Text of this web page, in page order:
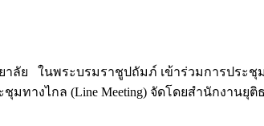
าลัย ในพระบรมราชูปถัมภ์ เข้าร่วมการประ
ทางไกล (Line Meeting) จัดโดยสำนักงานยุ